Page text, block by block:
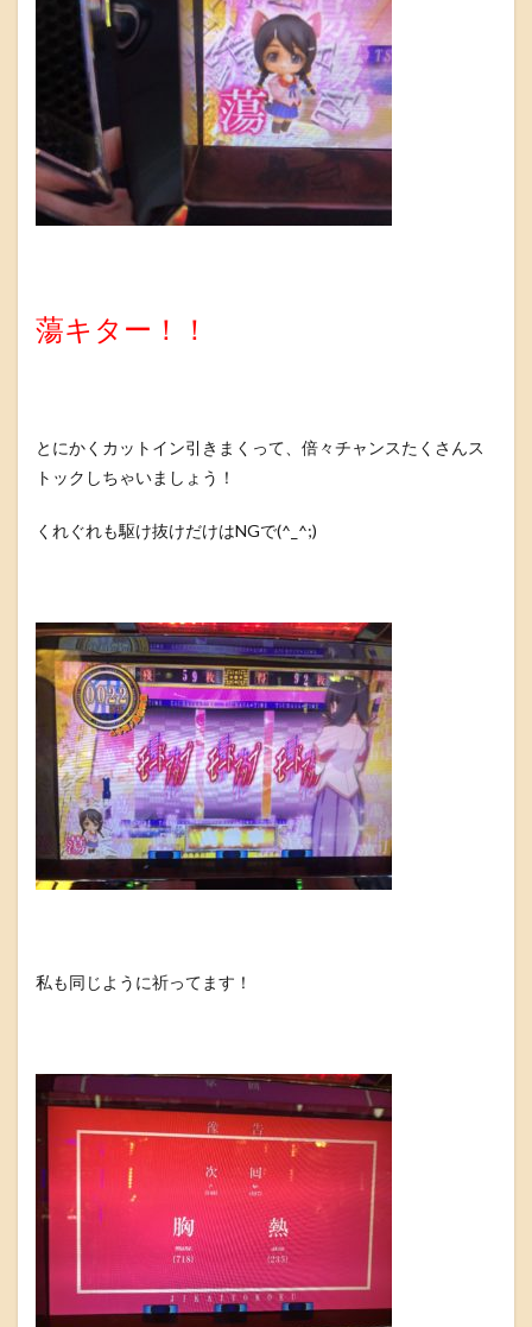
蕩キター！！
とにかくカットイン引きまくって、倍々チャンスたくさんス
トックしちゃいましょう！
くれぐれも駆け抜けだけはNGで(^_^;)
私も同じように祈ってます！